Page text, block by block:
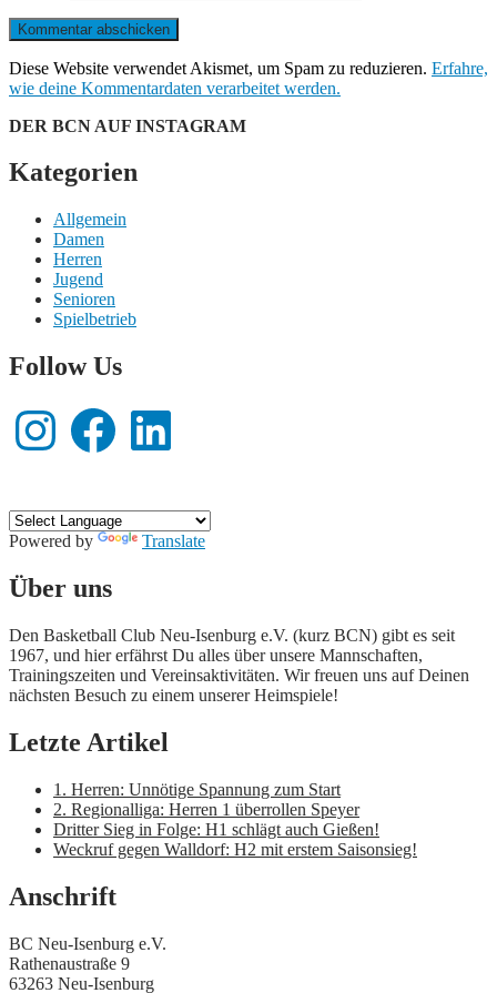
Diese Website verwendet Akismet, um Spam zu reduzieren. Erfahre,
wie deine Kommentardaten verarbeitet werden.
DER BCN AUF INSTAGRAM
Kategorien
Allgemein
Damen
Herren
Jugend
Senioren
Spielbetrieb
Follow Us
Instagram FacebookLinkedIn
Powered by Translate
Hier wird Basketball gespielt!
Über uns
Den Basketball Club Neu-Isenburg e.V. (kurz BCN) gibt es seit
1967, und hier erfährst Du alles über unsere Mannschaften,
Trainingszeiten und Vereinsaktivitäten. Wir freuen uns auf Deinen
nächsten Besuch zu einem unserer Heimspiele!
Letzte Artikel
1. Herren: Unnötige Spannung zum Start
2. Regionalliga: Herren 1 überrollen Speyer
Dritter Sieg in Folge: H1 schlägt auch Gießen!
Weckruf gegen Walldorf: H2 mit erstem Saisonsieg!
Anschrift
BC Neu-Isenburg e.V.
Rathenaustraße 9
63263 Neu-Isenburg